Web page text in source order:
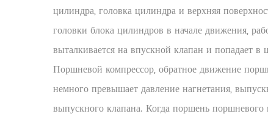
цилиндра, головка цилиндра и верхняя
головки блока цилиндров в начале движения,
выталкивается на впускной клапан и попадает
Поршневой компрессор, обратное движение
немного превышает давление нагнетания,
выпускного клапана. Когда поршень